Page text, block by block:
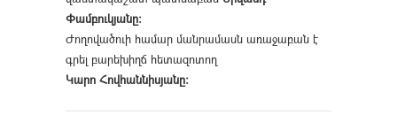
Փամբուկյանը։
Ժողովածուի համար մանրամասն առաջաբան է
գրել բարեխիղճ հետազոտող
Կարո Հովհաննիսյանը։